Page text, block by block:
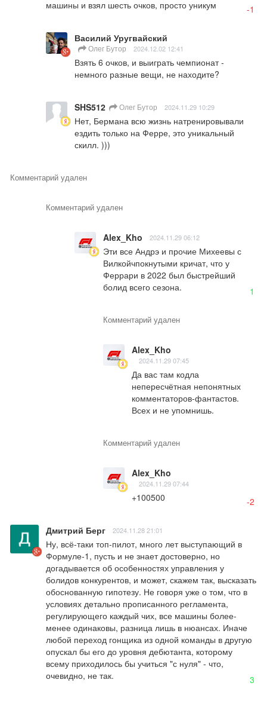
машины и взял шесть очков, просто уникум -1
Василий Уругвайский
Олег Бутор 2024.12.02 12:41
Взять 6 очков, и выиграть чемпионат -
немного разные вещи, не находите?
SHS512 Олег Бутор 2024.11.29 10:29
Нет, Бермана всю жизнь натренировывали
ездить только на Ферре, это уникальный
скилл. )))
Комментарий удален
Комментарий удален
Alex_Kho 2024.11.29 06:12
Эти все Андрэ и прочие Михеевы с
Вилкойчпокнутыми кричат, что у
Феррари в 2022 был быстрейший
болид всего сезона.
1
Комментарий удален
Alex_Kho
2024.11.29 07:45
Да вас там кодла
непересчётная непонятных
комментаторов-фантастов.
Всех и не упомнишь.
Комментарий удален
Alex_Kho
2024.11.29 07:44
+100500 -2
Дмитрий Берг 2024.11.28 21:01
Ну, всё-таки топ-пилот, много лет выступающий в
Формуле-1, пусть и не знает достоверно, но
догадывается об особенностях управления у
болидов конкурентов, и может, скажем так, высказать
обоснованную гипотезу. Не говоря уже о том, что в
условиях детально прописанного регламента,
регулирующего каждый чих, все машины более-
менее одинаковы, разница лишь в нюансах. Иначе
любой переход гонщика из одной команды в другую
опускал бы его до уровня дебютанта, которому
всему приходилось бы учиться "с нуля" - что,
очевидно, не так.
3